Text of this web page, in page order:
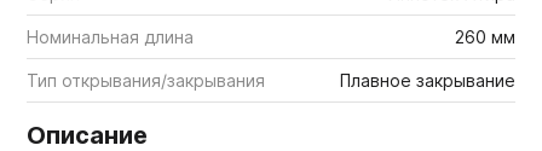
Номинальная длина 260 мм
Тип открывания/закрывания Плавное закрывание
Описание